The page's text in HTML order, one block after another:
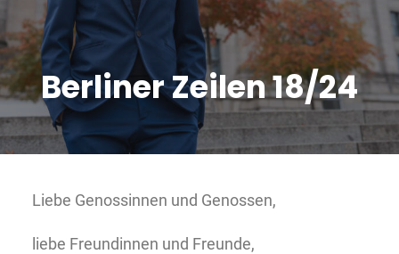
Berliner Zeilen 18/24
Liebe Genossinnen und Genossen,
liebe Freundinnen und Freunde,